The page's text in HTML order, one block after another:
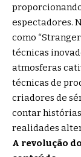
espectadores.
como
técnicas
atmosferas
técnicas de
criadores de
contar
realidades
A revolução